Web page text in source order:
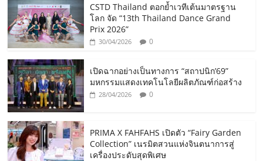
CSTD Thailand ตอกย้ำเวทีเต้นมาตรฐาน
โลก จัด “13th Thailand Dance Grand
Prix 2026”
30/04/2026 0
เปิดฉากอย่างเป็นทางการ “สถาปนิก’69”
มหกรรมแสดงเทคโนโลยีผลิตภัณฑ์ก่อสร้าง
28/04/2026 0
PRIMA X FAHFAHS เปิดตัว “Fairy Garden
Collection” เนรมิตสวนแห่งจินตนาการสู่
เครื่องประดับสุดพิเศษ